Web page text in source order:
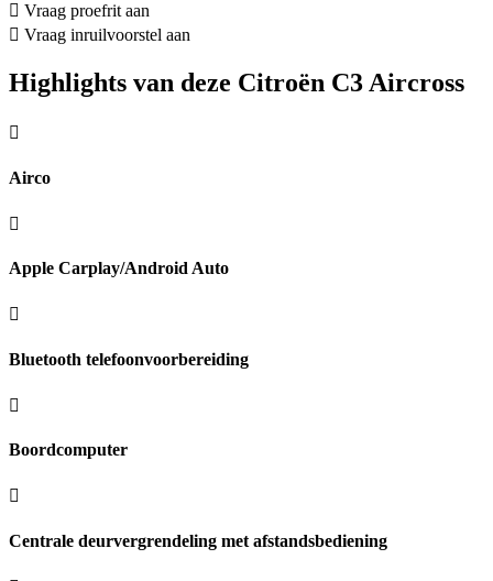
Vraag proefrit aan
Vraag inruilvoorstel aan
Highlights van deze Citroën C3 Aircross
Airco
Apple Carplay/Android Auto
Bluetooth telefoonvoorbereiding
Boordcomputer
Centrale deurvergrendeling met afstandsbediening